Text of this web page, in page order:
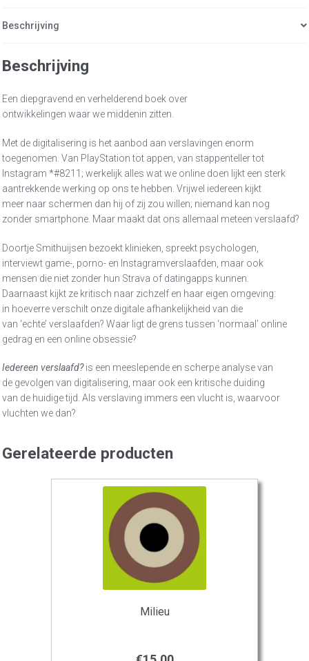
Beschrijving
Beschrijving
Een diepgravend en verhelderend boek over
ontwikkelingen waar we middenin zitten.
Met de digitalisering is het aanbod aan verslavingen enorm
toegenomen. Van PlayStation tot appen, van stappenteller tot
Instagram *#8211; werkelijk alles wat we online doen lijkt een sterk
aantrekkende werking op ons te hebben. Vrijwel iedereen kijkt
meer naar schermen dan hij of zij zou willen; niemand kan nog
zonder smartphone. Maar maakt dat ons allemaal meteen verslaafd?
Doortje Smithuijsen bezoekt klinieken, spreekt psychologen,
interviewt game-, porno- en Instagramverslaafden, maar ook
mensen die niet zonder hun Strava of datingapps kunnen.
Daarnaast kijkt ze kritisch naar zichzelf en haar eigen omgeving:
in hoeverre verschilt onze digitale afhankelijkheid van die
van ‘echte’ verslaafden? Waar ligt de grens tussen ‘normaal’ online
gedrag en een online obsessie?
Iedereen verslaafd?is een meeslepende en scherpe analyse van
de gevolgen van digitalisering, maar ook een kritische duiding
van de huidige tijd. Als verslaving immers een vlucht is, waarvoor
vluchten we dan?
Gerelateerde producten
Milieu